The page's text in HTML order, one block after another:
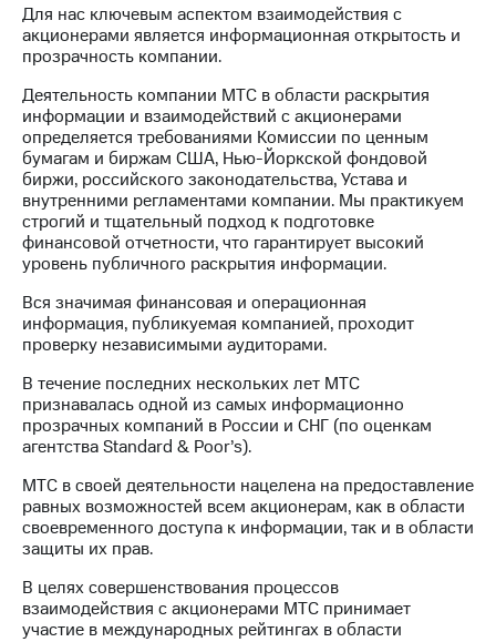
Для нас ключевым аспектом взаимодействия с
акционерами является информационная открытость и
прозрачность компании.
Деятельность компании МТС в области раскрытия
информации и взаимодействий с акционерами
определяется требованиями Комиссии по ценным
бумагам и биржам США, Нью-Йоркской фондовой
биржи, российского законодательства, Устава и
внутренними регламентами компании. Мы практикуем
строгий и тщательный подход к подготовке
финансовой отчетности, что гарантирует высокий
уровень публичного раскрытия информации.
Вся значимая финансовая и операционная
информация, публикуемая компанией, проходит
проверку независимыми аудиторами.
В течение последних нескольких лет МТС
признавалась одной из самых информационно
прозрачных компаний в России и СНГ (по оценкам
агентства Standard & Poor’s).
МТС в своей деятельности нацелена на предоставление
равных возможностей всем акционерам, как в области
своевременного доступа к информации, так и в области
защиты их прав.
В целях совершенствования процессов
взаимодействия с акционерами МТС принимает
участие в международных рейтингах в области